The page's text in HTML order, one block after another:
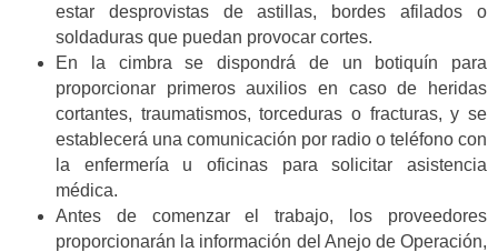
estar desprovistas de astillas, bordes afilados o
soldaduras que puedan provocar cortes.
En la cimbra se dispondrá de un botiquín para
proporcionar primeros auxilios en caso de heridas
cortantes, traumatismos, torceduras o fracturas, y se
establecerá una comunicación por radio o teléfono con
la enfermería u oficinas para solicitar asistencia
médica.
Antes de comenzar el trabajo, los proveedores
proporcionarán la información del Anejo de Operación,